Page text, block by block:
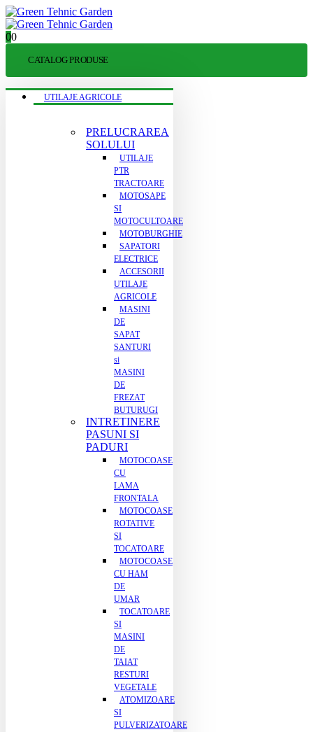
00
CATALOG PRODUSE
UTILAJE AGRICOLE
PRELUCRAREA
SOLULUI
UTILAJE
PTR
TRACTOARE
MOTOSAPE
SI
MOTOCULTOARE
MOTOBURGHIE
SAPATORI
ELECTRICE
ACCESORII
UTILAJE
AGRICOLE
MASINI
DE
SAPAT
SANTURI
si
MASINI
DE
FREZAT
BUTURUGI
INTRETINERE
PASUNI SI
PADURI
MOTOCOASE
CU
LAMA
FRONTALA
MOTOCOASE
ROTATIVE
SI
TOCATOARE
MOTOCOASE
CU HAM
DE
UMAR
TOCATOARE
SI
MASINI
DE
TAIAT
RESTURI
VEGETALE
ATOMIZOARE
SI
PULVERIZATOARE